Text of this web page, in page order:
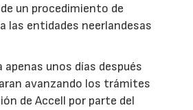
un procedimiento de
las entidades neerlandesas
apenas unos días después
avanzando los trámites
de Accell por parte del